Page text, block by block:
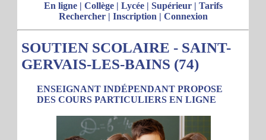
En ligne| Collège| Lycée| Supérieur| Tarifs
Rechercher| Inscription | Connexion
SOUTIEN SCOLAIRE - SAINT-
GERVAIS-LES-BAINS (74)
ENSEIGNANT INDÉPENDANT PROPOSE
DES COURS PARTICULIERS EN LIGNE